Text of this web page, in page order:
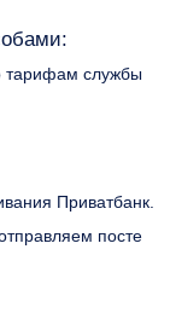
тарифам службы
Приватбанк.
посте